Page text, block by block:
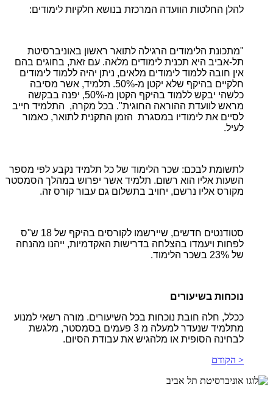
להלן החלטות הוועדה המרכזת בנושא חלקיות לימודים:
"מתכונת הלימודים הרגילה לתואר ראשון באוניברסיטת
תל-אביב היא תכנית לימודים מלאה. עם זאת, בחוגים בהם
אין חובה ללמוד לימודים מלאים, ניתן יהיה ללמוד לימודים
חלקיים בהיקף שלא יקטן מ-50%. תלמיד, אשר מסיבה
כלשהי יבקש ללמוד בהיקף הקטן מ-50%, יפנה בבקשה
מראש לוועדת ההוראה החוגית". בכל מקרה, התלמיד חייב
לסיים את לימודיו במסגרת הזמן התקנית לתואר, כאמור
לעיל.
לתשומת לבכם: שכר הלימוד של כל תלמיד נקבע לפי מספר
השעות אליו הוא רשום. תלמיד אשר יפרוש במהלך הסמסטר
מקורס אליו נרשם, יחויב בתשלום גם עבור קורס זה.
סטודנטים חדשים, שיירשמו לקורסים בהיקף של 18 ש"ס
לפחות ויעמדו בהצלחה בדרישות האקדמיות, ייהנו מהנחה
של 23% בשכר הלימוד.
נוכחות בשיעורים
ככלל, חלה חובת נוכחות בכל השיעורים. מורה רשאי למנוע
מתלמיד שנעדר למעלה מ 3 פעמים בסמסטר, מלגשת
לבחינה הסופית או מלהגיש את עבודת הסיום.
< הקודם